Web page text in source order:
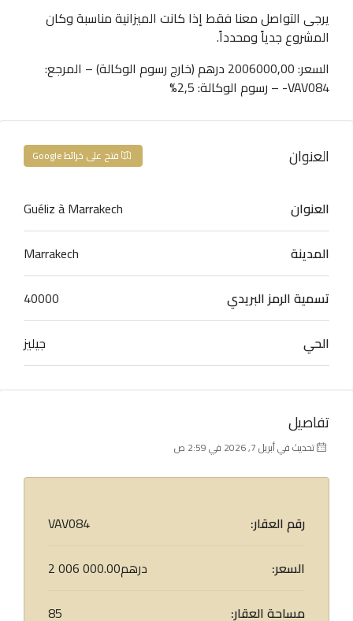
يرجى التواصل معنا فقط إذا كانت الميزانية مناسبة وكان
المشروع جدياً ومحدداً.
السعر: 2006000,00 درهم (خارج رسوم الوكالة) – المرجع:
VAV084- – رسوم الوكالة: 2,5%
العنوان فتح على خرائط Google
العنوان
Guéliz à Marrakech
المدينة
Marrakech
تسمية الرمز البريدي
40000
الحي
جيليز
تفاصيل
تحديث في أبريل 7, 2026 في 2:59 ص
رقم العقار:
VAV084
السعر:
2 006 000.00درهم
مساحة العقار:
85